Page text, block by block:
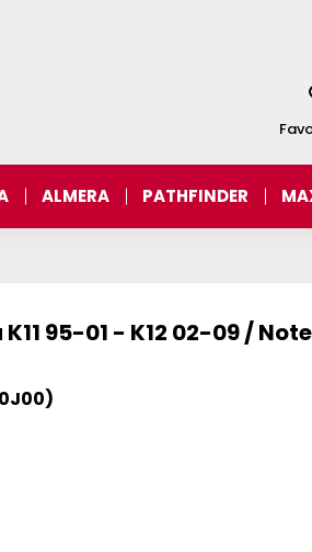
ALMERA PATHFINDER
95-01 - K12 02-09 /